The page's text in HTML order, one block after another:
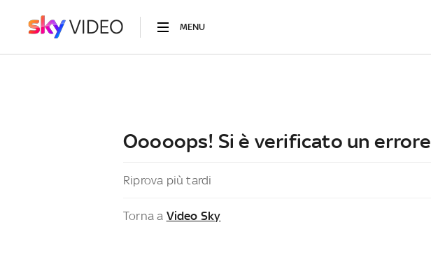
MENU
Ooooops! Si è verificato un errore
Riprova più tardi
Torna a Video Sky